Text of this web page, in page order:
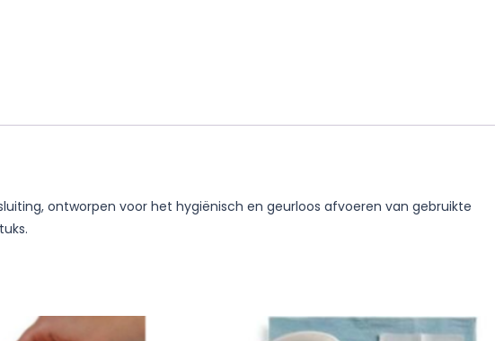
ontworpen voor het hygiënisch en geurloos afvoeren van gebruikte